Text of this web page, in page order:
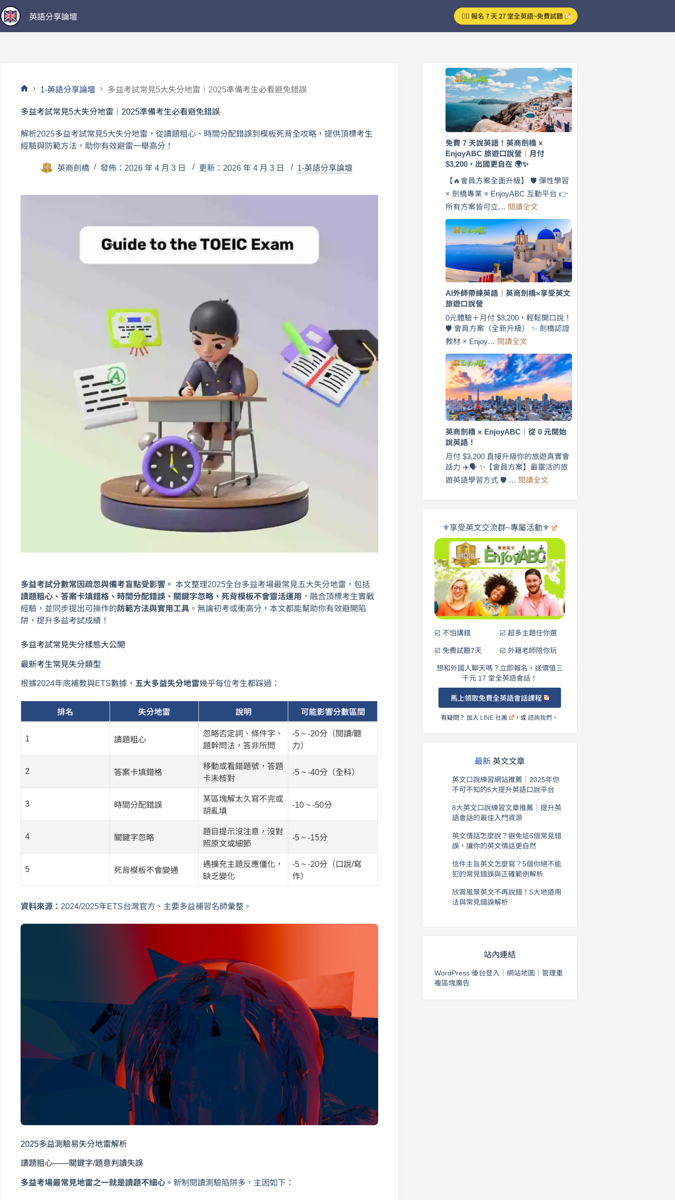
跳
至
主
英語分享論壇 👉🏻 報名 7 天 27 堂全英語~免費試聽
頁
1-英語分享論壇 多益考試常見5大失分地雷｜2025準備考生必看避免錯誤
多益考試常見5大失分地雷｜2025準備考生必看避免錯誤
解析2025多益考試常見5大失分地雷，從讀題粗心、時間分配錯誤到模板死背全攻略，提供頂標考生
經驗與防範方法，助你有效避雷一舉高分！
英商劍橋 發佈：2026 年 4 月 3 日 更新：2026 年 4 月 3 日 1-英語分享論壇
多益考試分數常因疏忽與備考盲點受影響。 本文整理2025全台多益考場最常見五大失分地雷，包括
讀題粗心、答案卡填錯格、時間分配錯誤、關鍵字忽略、死背模板不會靈活運用 ，融合頂標考生實戰
經驗，並同步提出可操作的 防範方法與實用工具 。無論初考或衝高分，本文都能幫助你有效避開陷
阱，提升多益考試成績！
多益考試常見失分樣態大公開
最新考生常見失分類型
根據2024年底補教與ETS數據， 五大多益失分地雷幾乎每位考生都踩過：
排名 失分地雷 說明 可能影響分數區間
1 讀題粗心
忽略否定詞、條件字、
題幹問法，答非所問
-5 ~ -20分（閱讀/聽
力）
2 答案卡填錯格
移動或看錯題號，答題
卡未核對
-5 ~ -40分（全科）
3 時間分配錯誤
某區塊解太久寫不完或
胡亂填
-10 ~ -50分
4 關鍵字忽略
題目提示沒注意，沒對
照原文或細節
-5 ~ -15分
5 死背模板不會變通
遇擴充主題反應僵化，
缺乏變化
-5 ~ -20分（口說/寫
作）
資料來源： 2024/2025年ETS台灣官方、主要多益補習名師彙整。
2025多益測驗易失分地雷解析
讀題粗心——關鍵字/題意判讀失誤
多益考場最常見地雷之一就是讀題不細心。 新制閱讀測驗陷阱多，主因如下：
免費 7 天說英語！英商劍橋 ×
EnjoyABC 旅遊口說營｜月付
$3,200，出國更自在 🌍✨
【🔥會員方案全面升級】 🛡️ 彈性學習
× 劍橋專業 × EnjoyABC 互動平台 👉
所有方案皆可立… 閱讀全文
費
7
天
說
英
語！
商
橋
×
EnjoyABC
遊
口
說
營
｜
月
付
$3,200，
更
自
在
✨
AI外師帶練英語｜英商劍橋×享受英文
旅遊口說營
0元體驗＋月付 $3,200，輕鬆開口說！
🛡️ 會員方案（全新升級） ✨ 劍橋認證
教材 × Enjoy… 閱讀全文
外
師
帶
練
英
語
｜
英
劍
橋
×
享
英
旅
遊
口
說
營
英商劍橋 × EnjoyABC｜從 0 元開始
說英語！
月付 $3,200 直接升級你的旅遊真實會
話力 ✈️🗣️ ✨【會員方案】最靈活的旅
遊英語學習方式 🛡️ … 閱讀全文
商
劍
×
EnjoyABC
0
元
開
始
說
英
語！
⚜️享受英文交流群~專屬活動⚜️
☑️ 不怕講錯
☑️ 免費試聽7天
☑️ 超多主題任你選
☑️ 外籍老師陪你玩
想和外國人聊天嗎？立即報名，送價值三
千元 17 堂全英語會話！
馬上領取免費全英語會話課程
有疑問？ 加入 LINE 社團 ，或諮詢我們 。
最新英文文章
英文口說練習網站推薦｜2025年你
不可不知的5大提升英語口說平台
8大英文口說練習文章推薦｜提升英
語會話的最佳入門資源
英文情話怎麼說？避免這5個常見錯
誤，讓你的英文情話更自然
信件主旨英文怎麼寫？5個你絕不能
犯的常見錯誤與正確範例解析
欣賞風景英文不再說錯！5大地道用
法與常見錯誤解析
站內連結
WordPress 後台登入 網站地圖
管理重
複區塊廣告